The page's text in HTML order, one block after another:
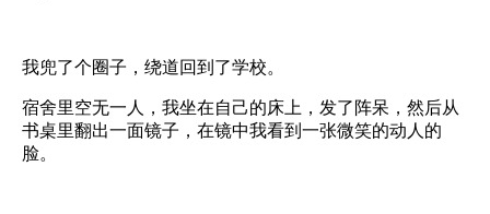
我兜了个圈子，绕道回到了学校。
宿舍里空无一人，我坐在自己的床上，发了阵呆，然后从
书桌里翻出一面镜子，在镜中我看到一张微笑的动人的
脸。